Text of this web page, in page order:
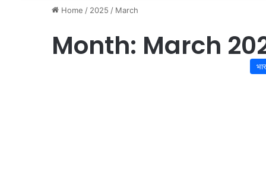
Home / 2025 / March
Month: March